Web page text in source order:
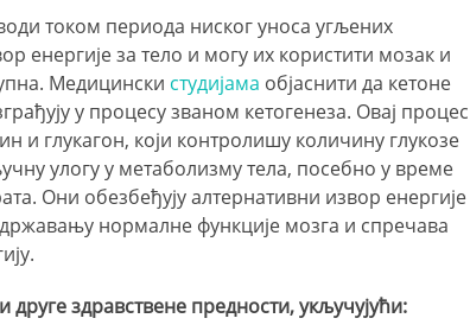
током периода ниског уноса угљених
енергије за тело и могу их користити мозак и
Медицински студијама објаснити да кетоне
у процесу званом кетогенеза. Овај процес
и глукагон, који контролишу количину глукозе
улогу у метаболизму тела, посебно у време
Они обезбеђују алтернативни извор енергије
нормалне функције мозга и спречава
друге здравствене предности, укључујући: